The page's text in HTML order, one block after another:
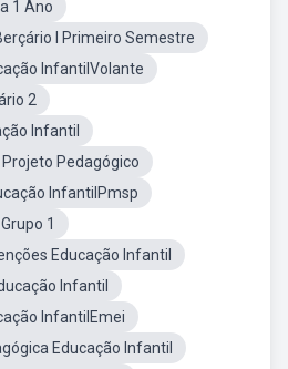
1 Ano
I Primeiro Semestre
InfantilVolante
2
Infantil
Pedagógico
InfantilPmsp
1
Educação Infantil
Infantil
InfantilEmei
Educação Infantil